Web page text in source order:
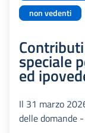
non vedenti
speciale
ed
Il 31 marzo
delle domande